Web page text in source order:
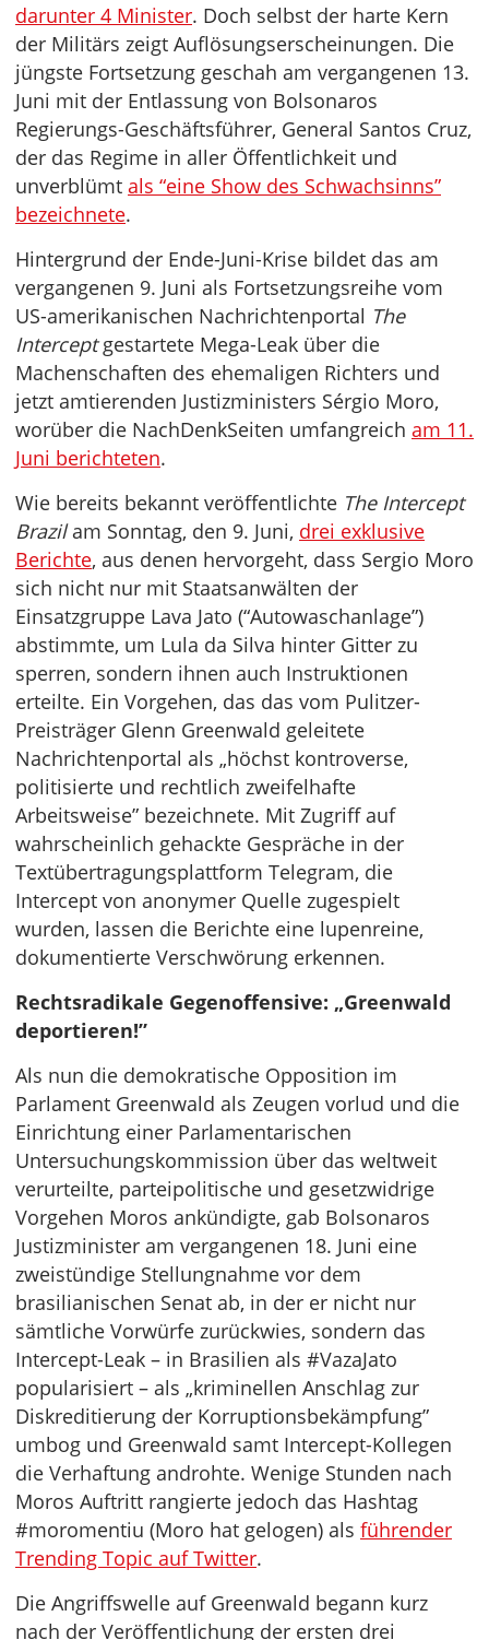
darunter 4 Minister. Doch selbst der harte Kern
der Militärs zeigt Auflösungserscheinungen. Die
jüngste Fortsetzung geschah am vergangenen 13.
Juni mit der Entlassung von Bolsonaros
Regierungs-Geschäftsführer, General Santos Cruz,
der das Regime in aller Öffentlichkeit und
unverblümt als “eine Show des Schwachsinns”
bezeichnete.
Hintergrund der Ende-Juni-Krise bildet das am
vergangenen 9. Juni als Fortsetzungsreihe vom
US-amerikanischen Nachrichtenportal The
Interceptgestartete Mega-Leak über die
Machenschaften des ehemaligen Richters und
jetzt amtierenden Justizministers Sérgio Moro,
worüber die NachDenkSeiten umfangreich am 11.
Juni berichteten.
Wie bereits bekannt veröffentlichte The Intercept
Brazilam Sonntag, den 9. Juni, drei exklusive
Berichte, aus denen hervorgeht, dass Sergio Moro
sich nicht nur mit Staatsanwälten der
Einsatzgruppe Lava Jato (“Autowaschanlage”)
abstimmte, um Lula da Silva hinter Gitter zu
sperren, sondern ihnen auch Instruktionen
erteilte. Ein Vorgehen, das das vom Pulitzer-
Preisträger Glenn Greenwald geleitete
Nachrichtenportal als „höchst kontroverse,
politisierte und rechtlich zweifelhafte
Arbeitsweise” bezeichnete. Mit Zugriff auf
wahrscheinlich gehackte Gespräche in der
Textübertragungsplattform Telegram, die
Intercept von anonymer Quelle zugespielt
wurden, lassen die Berichte eine lupenreine,
dokumentierte Verschwörung erkennen.
Rechtsradikale Gegenoffensive: „Greenwald
deportieren!”
Als nun die demokratische Opposition im
Parlament Greenwald als Zeugen vorlud und die
Einrichtung einer Parlamentarischen
Untersuchungskommission über das weltweit
verurteilte, parteipolitische und gesetzwidrige
Vorgehen Moros ankündigte, gab Bolsonaros
Justizminister am vergangenen 18. Juni eine
zweistündige Stellungnahme vor dem
brasilianischen Senat ab, in der er nicht nur
sämtliche Vorwürfe zurückwies, sondern das
Intercept-Leak – in Brasilien als #VazaJato
popularisiert – als „kriminellen Anschlag zur
Diskreditierung der Korruptionsbekämpfung”
umbog und Greenwald samt Intercept-Kollegen
die Verhaftung androhte. Wenige Stunden nach
Moros Auftritt rangierte jedoch das Hashtag
#moromentiu (Moro hat gelogen) als führender
Trending Topic auf Twitter.
Die Angriffswelle auf Greenwald begann kurz
nach der Veröffentlichung der ersten drei